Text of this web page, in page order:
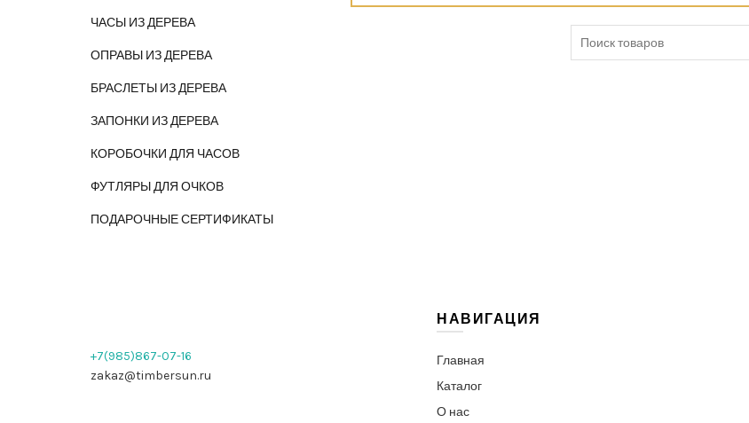
ЧАСЫ ИЗ ДЕРЕВА
ОПРАВЫ ИЗ ДЕРЕВА
БРАСЛЕТЫ ИЗ ДЕРЕВА
ЗАПОНКИ ИЗ ДЕРЕВА
КОРОБОЧКИ ДЛЯ ЧАСОВ
ФУТЛЯРЫ ДЛЯ ОЧКОВ
ПОДАРОЧНЫЕ СЕРТИФИКАТЫ
+7(985)867-07-16
zakaz@timbersun.ru
НАВИГАЦИЯ
Главная
Каталог
О нас